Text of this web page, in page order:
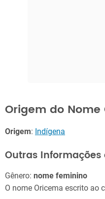
Origem do Nome
Origem: Indígena
Outras
Gênero: nome feminino
O nome Oricema escrito ao